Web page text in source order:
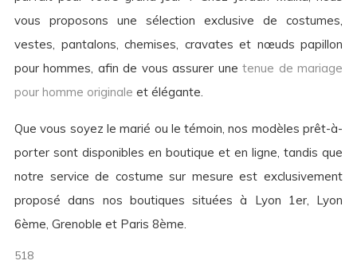
vous proposons une sélection exclusive de costumes,
vestes, pantalons, chemises, cravates et nœuds papillon
pour hommes, afin de vous assurer unetenue de mariage
pour homme originale et élégante.
Que vous soyez le marié ou le témoin, nos modèles prêt-à-
porter sont disponibles en boutique et en ligne, tandis que
notre service de costume sur mesure est exclusivement
proposé dans nos boutiques situées à Lyon 1er, Lyon
6ème, Grenoble et Paris 8ème.
518